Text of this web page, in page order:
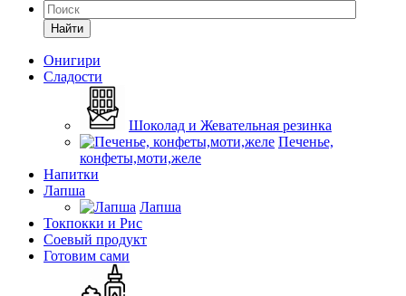
Найти
Онигири
Сладости
Шоколад и Жевательная резинка
Печенье,
конфеты,моти,желе
Напитки
Лапша
Лапша
Токпокки и Рис
Соевый продукт
Готовим сами